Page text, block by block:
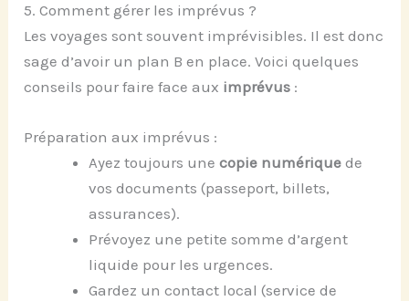
5. Comment gérer les imprévus ?
Les voyages sont souvent imprévisibles. Il est donc
sage d’avoir un plan B en place. Voici quelques
conseils pour faire face aux imprévus :
Préparation aux imprévus :
Ayez toujours unecopie numérique de
vos documents (passeport, billets,
assurances).
Prévoyez une petite somme d’argent
liquide pour les urgences.
Gardez un contact local (service de